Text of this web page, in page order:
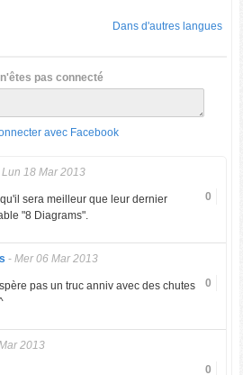
Dans d'autres langues
pas connecté
avec Facebook
Lun 18 Mar 2013
0
sera meilleur que leur dernier
"8 Diagrams".
- Mer 06 Mar 2013
0
pas un truc anniv avec des chutes
2013
0